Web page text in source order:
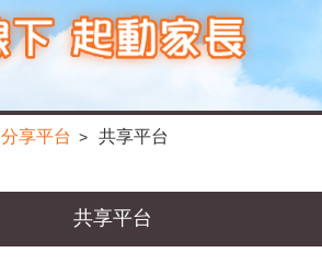
分享平台 > 共享平台
共享平台